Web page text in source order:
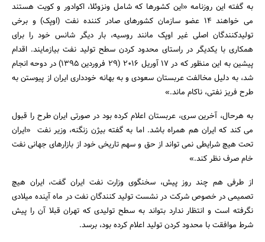
جستجو
به گفته این روزنامه «این کشورها که شامل ونزوئلا، اکوادور و کویت هستند
می خواهند 14 عضو سازمان کشورهای صادر کننده نفت (اوپک) و برخی
تولیدکنندگان اصلی غیر اوپک مانند روسیه، بار دیگر شانس خود را برای
همکاری با یکدیگر در راستای محدود کردن سطح تولید نفت بیازمایند. اقدام
پیشین به این منظور که در 17 آوریل 2016 (29 فروردین 1395) در دوحه انجام
شد، به دلیل مخالفت عربستان سعودی و به بهانه خودداری ایران از پیوستن به
طرح فریز نفتی، ناکام ماند.»
به هرحال، آخرین سری، عربستان اعلام کرده بود در صورتی ایران طرح را قبول
می کند که ایران هم همراه باشد. اما به گفته بیژن زنگنه، وزیر نفت «ایران
تحت هیچ شرایطی نمی تواند از حق و سهم تاریخی خود از بازارهای جهانی نفت
خام صرف نظر کند.»
از طرفی هم چند روز پیش، سخنگوی وزارت نفت ایران گفت، ایران هیچ
تصمیمی در خصوص شرکت در نشست تولید کنندگان نفت در ماه آینده میلادی
نگرفته است و انتظار ندارد بتواند به سطح تولیدی که تهران قبلا آن را پیش
شرط موافقت با محدود کردن تولید اعلام کرده بود، برسد.